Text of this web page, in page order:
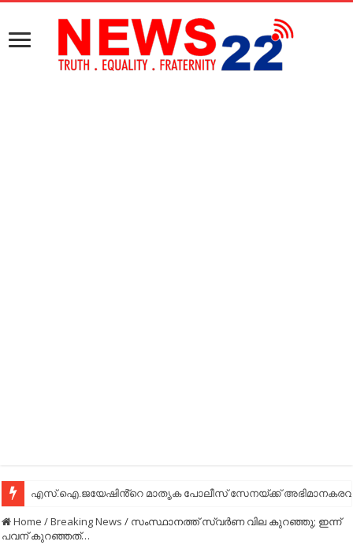
എസ്.ഐ.ജയേഷിൻ്റെ മാതൃക പോലീസ് സേനയ്ക്ക്
Home /Breaking News / സംസ്ഥാനത്ത് സ്വര്‍ണ വില കുറഞ്ഞു; ഇന്ന്‍
പവന് കുറഞ്ഞത്…